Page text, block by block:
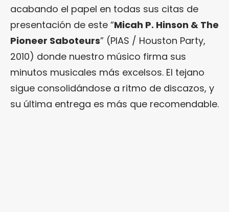
acabando el papel en todas sus citas de
presentación de este “Micah P. Hinson & The
Pioneer Saboteurs” (PIAS / Houston Party,
2010) donde nuestro músico firma sus
minutos musicales más excelsos. El tejano
sigue consolidándose a ritmo de discazos, y
su última entrega es más que recomendable.